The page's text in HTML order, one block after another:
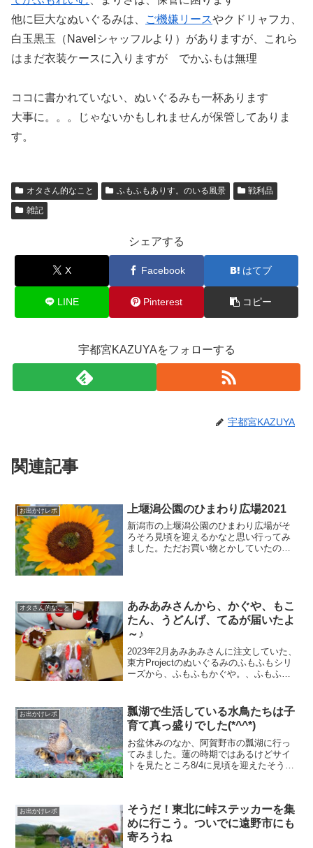
他に巨大なぬいぐるみは、
ご機嫌リースやクドリャフカ、
白玉黒玉（Navelシャッフルより）がありますが、これら
はまだ衣装ケースに入りますが でかふもは無理
ココに書かれていない、ぬいぐるみも一杯あります
大事に。。。じゃないかもしれませんが保管してありま
す。
オタさん的なこと ふもふもありす。のいる風景
戦利品
雑記
シェアする
X Facebook はてブ
LINE Pinterest コピー
宇都宮KAZUYAをフォローする
宇都宮KAZUYA
関連記事
お出かけレポ 上堰潟公園のひまわり広場2021
新潟市の上堰潟公園のひまわり広場がそ
ろそろ見頃を迎えるかなと思い行ってみ
ました。ただお買い物とかしていたので
オタさん的なこと
あみあみさんから、かぐや、もこ
たん、うどんげ、てゐが届いたよ
～♪
2023年2月あみあみさんに注文していた、
東方Projectのぬいぐるみのふもふもシリ
ーズから、ふもふもかぐや。、ふもふも
amiamiさんから届きますね。12月にも届
いてる...
お出かけレポ
瓢湖で生活している水鳥たちは子
育て真っ盛りでした(*^^*)
お盆休みのなか、阿賀野市の瓢湖に行っ
てみました。蓮の時期ではあるけどサイ
トを見たところ8/4に見頃を迎えたそうで
らも崩れちゃってます...
お出かけレポ
そうだ！東北に峠ステッカーを集
めに行こう。ついでに遠野市にも
寄ろうね